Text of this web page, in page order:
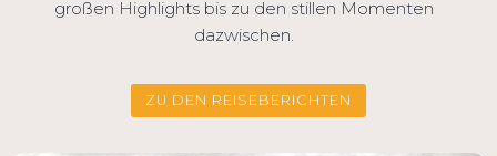
großen Highlights bis zu den stillen Momenten
dazwischen.
ZU DEN REISEBERICHTEN